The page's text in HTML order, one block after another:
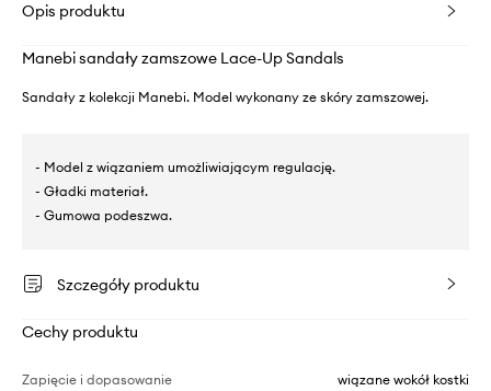
Opis produktu
Manebi sandały zamszowe Lace-Up Sandals
Sandały z kolekcji Manebi. Model wykonany ze skóry zamszowej.
- Model z wiązaniem umożliwiającym regulację.
- Gładki materiał.
- Gumowa podeszwa.
Szczegóły produktu
Cechy produktu
Zapięcie i dopasowanie wiązane wokół kostki